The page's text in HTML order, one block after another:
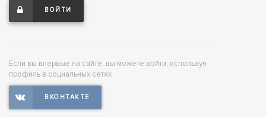
ВОЙТИ
Если вы впервые на сайте, вы можете войти, используя
профиль в социальных сетях